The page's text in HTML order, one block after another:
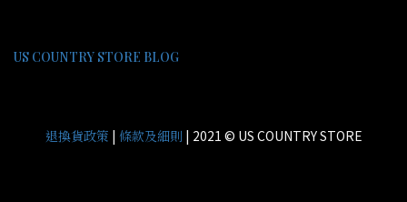
US COUNTRY STORE BLOG
退換貨政策 | 條款及細則 | 2021 © US COUNTRY STORE